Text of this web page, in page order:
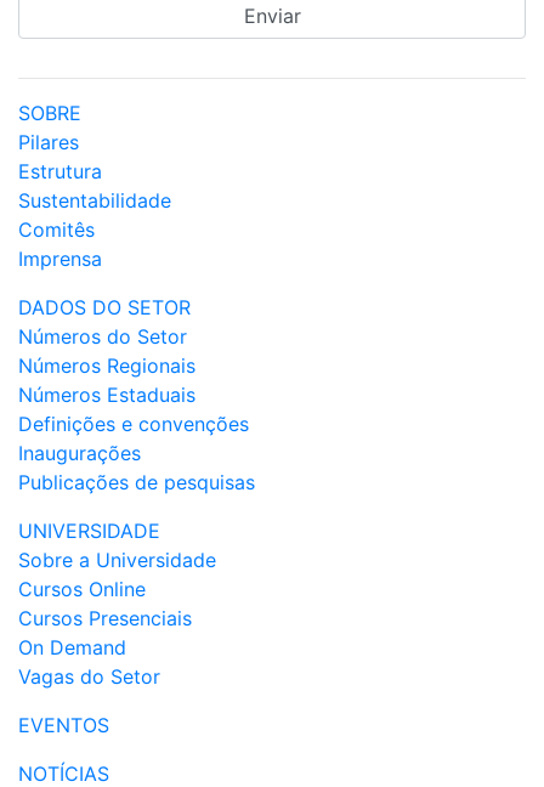
SOBRE
Pilares
Estrutura
Sustentabilidade
Comitês
Imprensa
DADOS DO SETOR
Números do Setor
Números Regionais
Números Estaduais
Definições e convenções
Inaugurações
Publicações de pesquisas
UNIVERSIDADE
Sobre a Universidade
Cursos Online
Cursos Presenciais
On Demand
Vagas do Setor
EVENTOS
NOTÍCIAS